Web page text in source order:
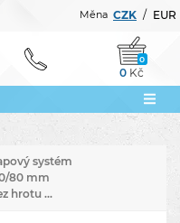
CZK / EUR
Měna
0
0 Kč
systém
80 mm
hrotu ...